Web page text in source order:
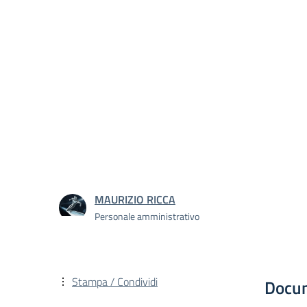
MAURIZIO RICCA
Personale amministrativo
Stampa / Condividi